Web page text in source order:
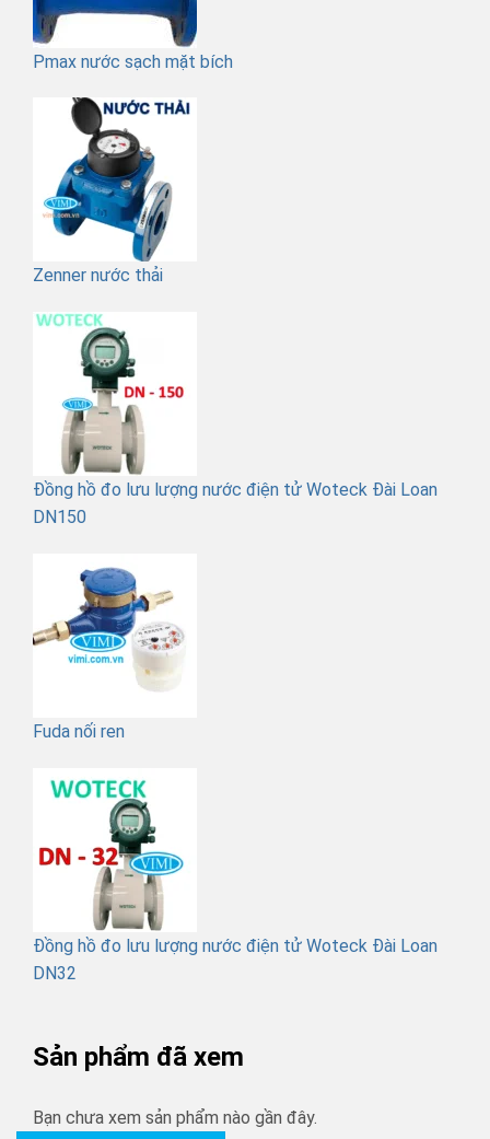
Pmax nước sạch mặt bích
Zenner nước thải
Đồng hồ đo lưu lượng nước điện tử Woteck Đài Loan
DN150
Fuda nối ren
Đồng hồ đo lưu lượng nước điện tử Woteck Đài Loan
DN32
Sản phẩm đã xem
Bạn chưa xem sản phẩm nào gần đây.